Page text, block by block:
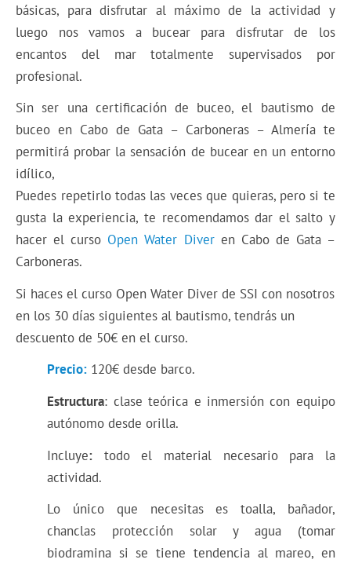
básicas, para disfrutar al máximo de la actividad y
luego nos vamos a bucear para disfrutar de los
encantos del mar totalmente supervisados por
profesional.
Sin ser una certificación de buceo, el bautismo de
buceo en Cabo de Gata – Carboneras – Almería te
permitirá probar la sensación de bucear en un entorno
idílico,
Puedes repetirlo todas las veces que quieras, pero si te
gusta la experiencia, te recomendamos dar el salto y
hacer el curso Open Water Diver en Cabo de Gata –
Carboneras.
Si haces el curso Open Water Diver de SSI con nosotros
en los 30 días siguientes al bautismo, tendrás un
descuento de 50€ en el curso.
Precio: 120€ desde barco.
Estructura: clase teórica e inmersión con equipo
autónomo desde orilla.
Incluye: todo el material necesario para la
actividad.
Lo único que necesitas es toalla, bañador,
chanclas protección solar y agua (tomar
biodramina si se tiene tendencia al mareo, en